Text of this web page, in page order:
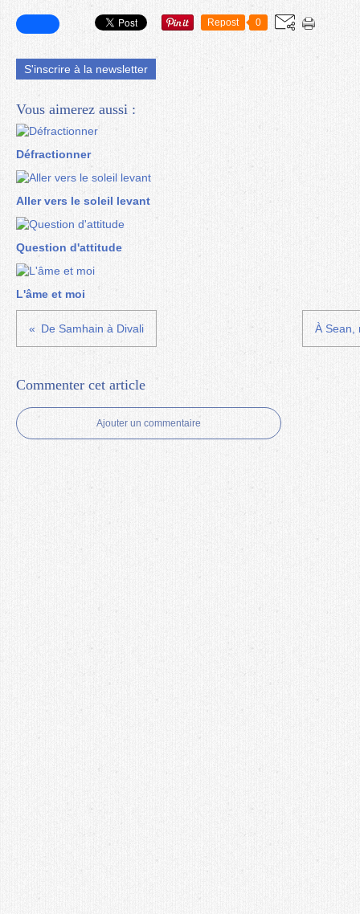
Repost 0
S'inscrire à la newsletter
Vous aimerez aussi :
Défractionner
Aller vers le soleil levant
Question d'attitude
L'âme et moi
De Samhain à Divali À Sean,
Commenter cet article
Ajouter un commentaire